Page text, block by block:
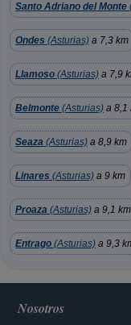
Santo Adriano del Monte
Ondes (Asturias) a 7,3 km
Llamoso (Asturias) a 7,9
Belmonte (Asturias) a 8,1
Seaza (Asturias) a 8,9 km
Linares (Asturias) a 9 km
Proaza (Asturias) a 9,1 km
Entrago (Asturias) a 9,3
Nosotros